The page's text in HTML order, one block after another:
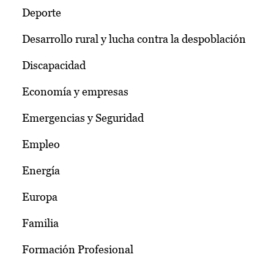
Deporte
Desarrollo rural y lucha contra la despoblación
Discapacidad
Economía y empresas
Emergencias y Seguridad
Empleo
Energía
Europa
Familia
Formación Profesional